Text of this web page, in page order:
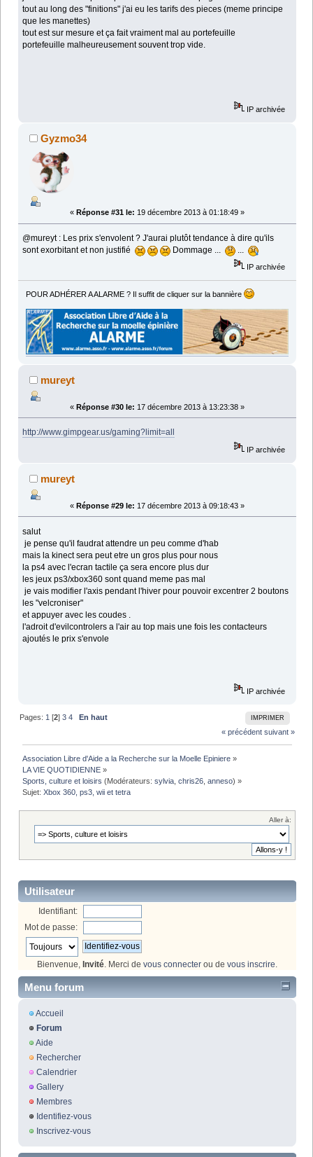
tout au long des "finitions" j'ai eu les tarifs des pieces (meme principe
que les manettes)
tout est sur mesure et ça fait vraiment mal au portefeuille
portefeuille malheureusement souvent trop vide.
IP archivée
Gyzmo34
« Réponse #31 le: 19 décembre 2013 à 01:18:49 »
@mureyt : Les prix s'envolent ? J'aurai plutôt tendance à dire qu'ils
sont exorbitant et non justifié
Dommage ... ...
IP archivée
POUR ADHÉRER A ALARME ? Il suffit de cliquer sur la bannière
mureyt
« Réponse #30 le: 17 décembre 2013 à 13:23:38 »
http://www.gimpgear.us/gaming?limit=all
IP archivée
mureyt
« Réponse #29 le: 17 décembre 2013 à 09:18:43 »
salut
je pense qu'il faudrat attendre un peu comme d'hab
mais la kinect sera peut etre un gros plus pour nous
la ps4 avec l'ecran tactile ça sera encore plus dur
les jeux ps3/xbox360 sont quand meme pas mal
je vais modifier l'axis pendant l'hiver pour pouvoir excentrer 2 boutons
les "velcroniser"
et appuyer avec les coudes .
l'adroit d'evilcontrolers a l'air au top mais une fois les contacteurs
ajoutés le prix s'envole
IP archivée
IMPRIMER
Pages: 1 [2]3 4
En haut
« précédent suivant »
Association Libre d'Aide a la Recherche sur la Moelle Epiniere »
LA VIE QUOTIDIENNE »
Sports, culture et loisirs (Modérateurs:sylvia ,chris26 ,anneso) »
Sujet:Xbox 360, ps3, wii et tetra
Aller à:
Utilisateur
Identifiant:
Mot de passe:
Bienvenue, Invité. Merci de vous connecter ou de vous inscrire.
Menu forum
Accueil
Forum
Aide
Rechercher
Calendrier
Gallery
Membres
Identifiez-vous
Inscrivez-vous